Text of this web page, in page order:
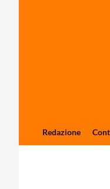
Redazione